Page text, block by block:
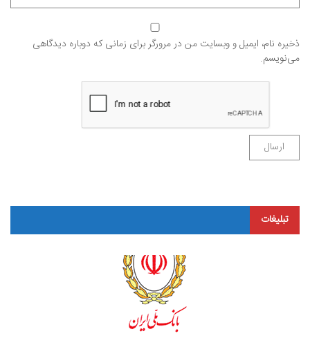
ذخیره نام، ایمیل و وبسایت من در مرورگر برای زمانی که دوباره دیدگاهی
می‌نویسم.
تبلیغات